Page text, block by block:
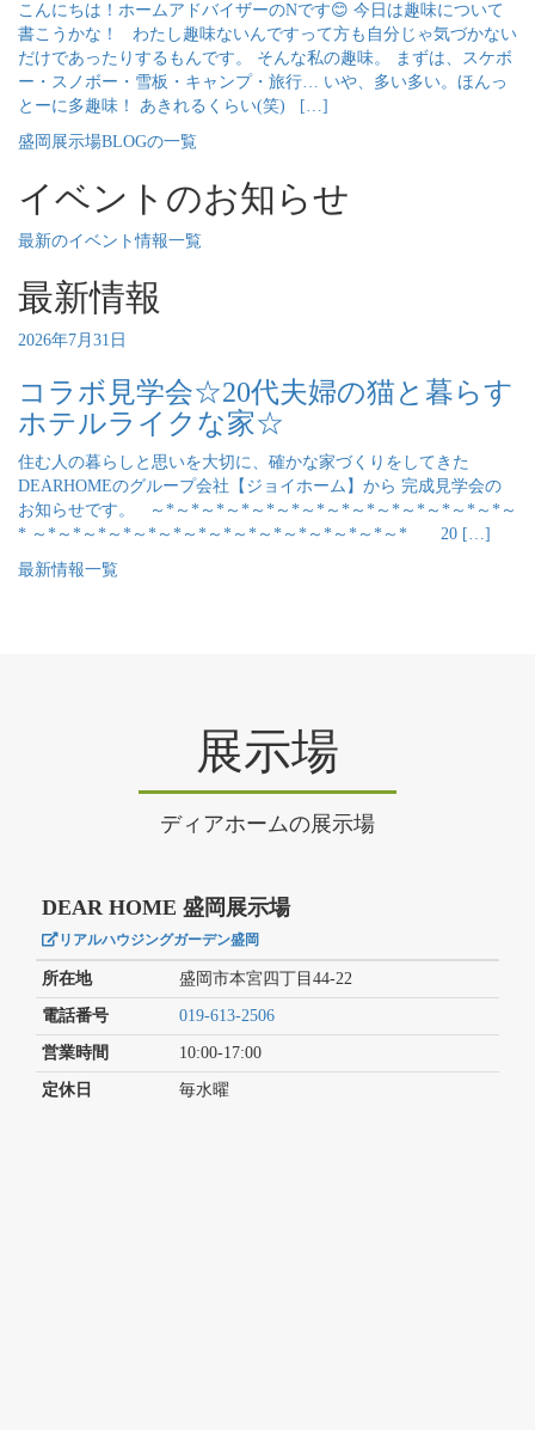
こんにちは！ホームアドバイザーのNです😊 今日は趣味について
書こうかな！ わたし趣味ないんですって方も自分じゃ気づかない
だけであったりするもんです。 そんな私の趣味。 まずは、スケボ
ー・スノボー・雪板・キャンプ・旅行… いや、多い多い。ほんっ
とーに多趣味！ あきれるくらい(笑) […]
盛岡展示場BLOGの一覧
イベントのお知らせ
最新のイベント情報一覧
最新情報
2026年7月31日
コラボ見学会☆20代夫婦の猫と暮らす
ホテルライクな家☆
住む人の暮らしと思いを大切に、確かな家づくりをしてきた
DEARHOMEのグループ会社【ジョイホーム】から 完成見学会の
お知らせです。 ～*～*～*～*～*～*～*～*～*～*～*～*～*～*～
* ～*～*～*～*～*～*～*～*～*～*～*～*～*～*～* 20 […]
最新情報一覧
展示場
ディアホームの展示場
DEAR HOME 盛岡展示場
リアルハウジングガーデン盛岡
所在地 盛岡市本宮四丁目44-22
電話番号 019-613-2506
営業時間 10:00-17:00
定休日 毎水曜